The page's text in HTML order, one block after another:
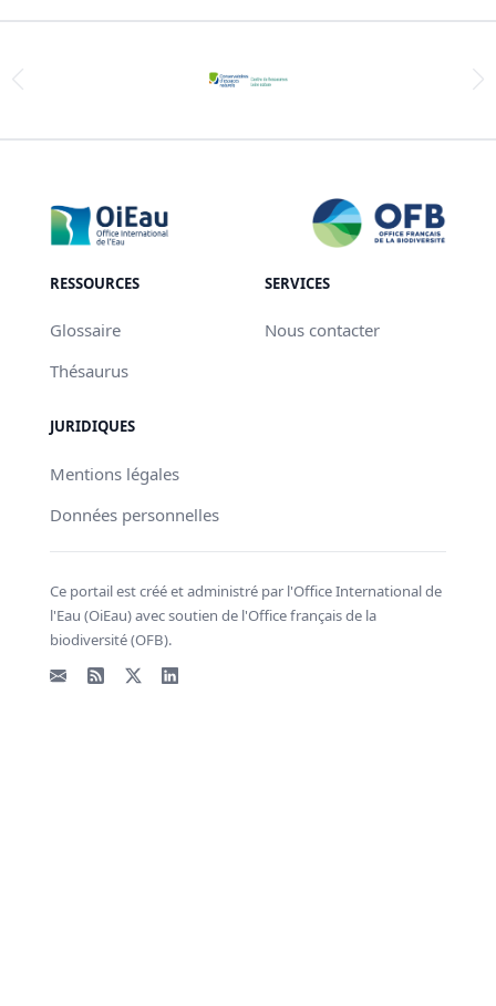
RESSOURCES
Glossaire
Thésaurus
SERVICES
Nous contacter
JURIDIQUES
Mentions légales
Données personnelles
Ce portail est créé et administré par l'Office International de
l'Eau (OiEau) avec soutien de l'Office français de la
biodiversité (OFB).